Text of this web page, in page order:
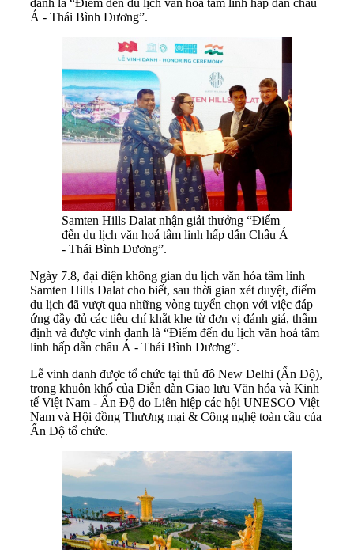
danh là “Điểm đến du lịch văn hóa tâm linh hấp dẫn châu
Á - Thái Bình Dương”.
Samten Hills Dalat nhận giải thưởng “Điểm
đến du lịch văn hoá tâm linh hấp dẫn Châu Á
- Thái Bình Dương”.
Ngày 7.8, đại diện không gian du lịch văn hóa tâm linh
Samten Hills Dalat cho biết, sau thời gian xét duyệt, điểm
du lịch đã vượt qua những vòng tuyển chọn với việc đáp
ứng đầy đủ các tiêu chí khắt khe từ đơn vị đánh giá, thẩm
định và được vinh danh là “Điểm đến du lịch văn hoá tâm
linh hấp dẫn châu Á - Thái Bình Dương”.
Lễ vinh danh được tổ chức tại thủ đô New Delhi (Ấn Độ),
trong khuôn khổ của Diễn đàn Giao lưu Văn hóa và Kinh
tế Việt Nam - Ấn Độ do Liên hiệp các hội UNESCO Việt
Nam và Hội đồng Thương mại & Công nghệ toàn cầu của
Ấn Độ tổ chức.